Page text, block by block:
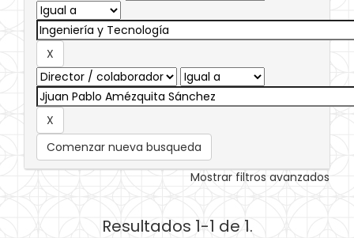
Comenzar nueva busqueda
Mostrar filtros avanzados
Resultados 1-1 de 1.